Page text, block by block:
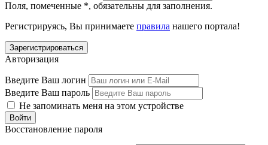
Поля, помеченные *, обязательны для заполнения.
Регистрируясь, Вы принимаете правила нашего портала!
Авторизация
Введите Ваш логин
Введите Ваш пароль
Не запоминать меня на этом устройстве
Восстановление пароля